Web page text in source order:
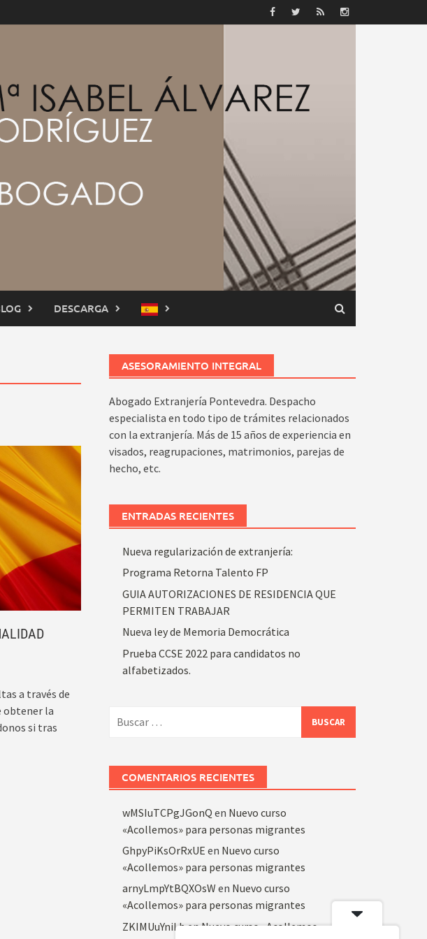
DESCARGA
a través de
obtener la
si tras
ASESORAMIENTO INTEGRAL
Abogado Extranjería Pontevedra. Despacho
especialista en todo tipo de trámites relacionados
con la extranjería. Más de 15 años de experiencia en
visados, reagrupaciones, matrimonios, parejas de
hecho, etc.
ENTRADAS RECIENTES
Nueva regularización de extranjería:
Programa Retorna Talento FP
GUIA AUTORIZACIONES DE RESIDENCIA QUE
PERMITEN TRABAJAR
Nueva ley de Memoria Democrática
Prueba CCSE 2022 para candidatos no
alfabetizados.
COMENTARIOS RECIENTES
wMSIuTCPgJGonQ en Nuevo curso
«Acollemos» para personas migrantes
GhpyPiKsOrRxUE en Nuevo curso
«Acollemos» para personas migrantes
arnyLmpYtBQXOsW en Nuevo curso
«Acollemos» para personas migrantes
ZKIMUuYniLbenNuevo curso «Acollemos»